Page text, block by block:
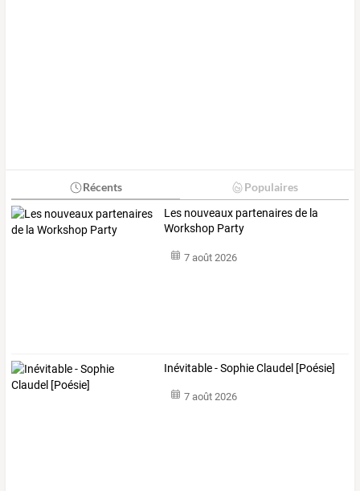
Récents Populaires
Les nouveaux partenaires de la
Workshop Party
7 août 2026
Inévitable - Sophie Claudel [Poésie]
7 août 2026